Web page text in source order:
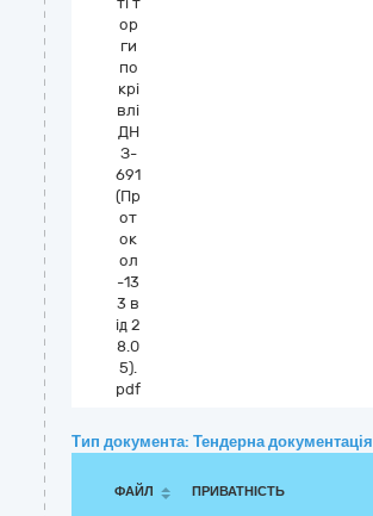
ор
ги
по
крі
влі
ДН
З-
691
(Пр
от
ок
ол
-13
3 в
ід 2
8.0
5).
pdf
Тип документа: Тендерна документація
ФАЙЛ ПРИВАТНІСТЬ